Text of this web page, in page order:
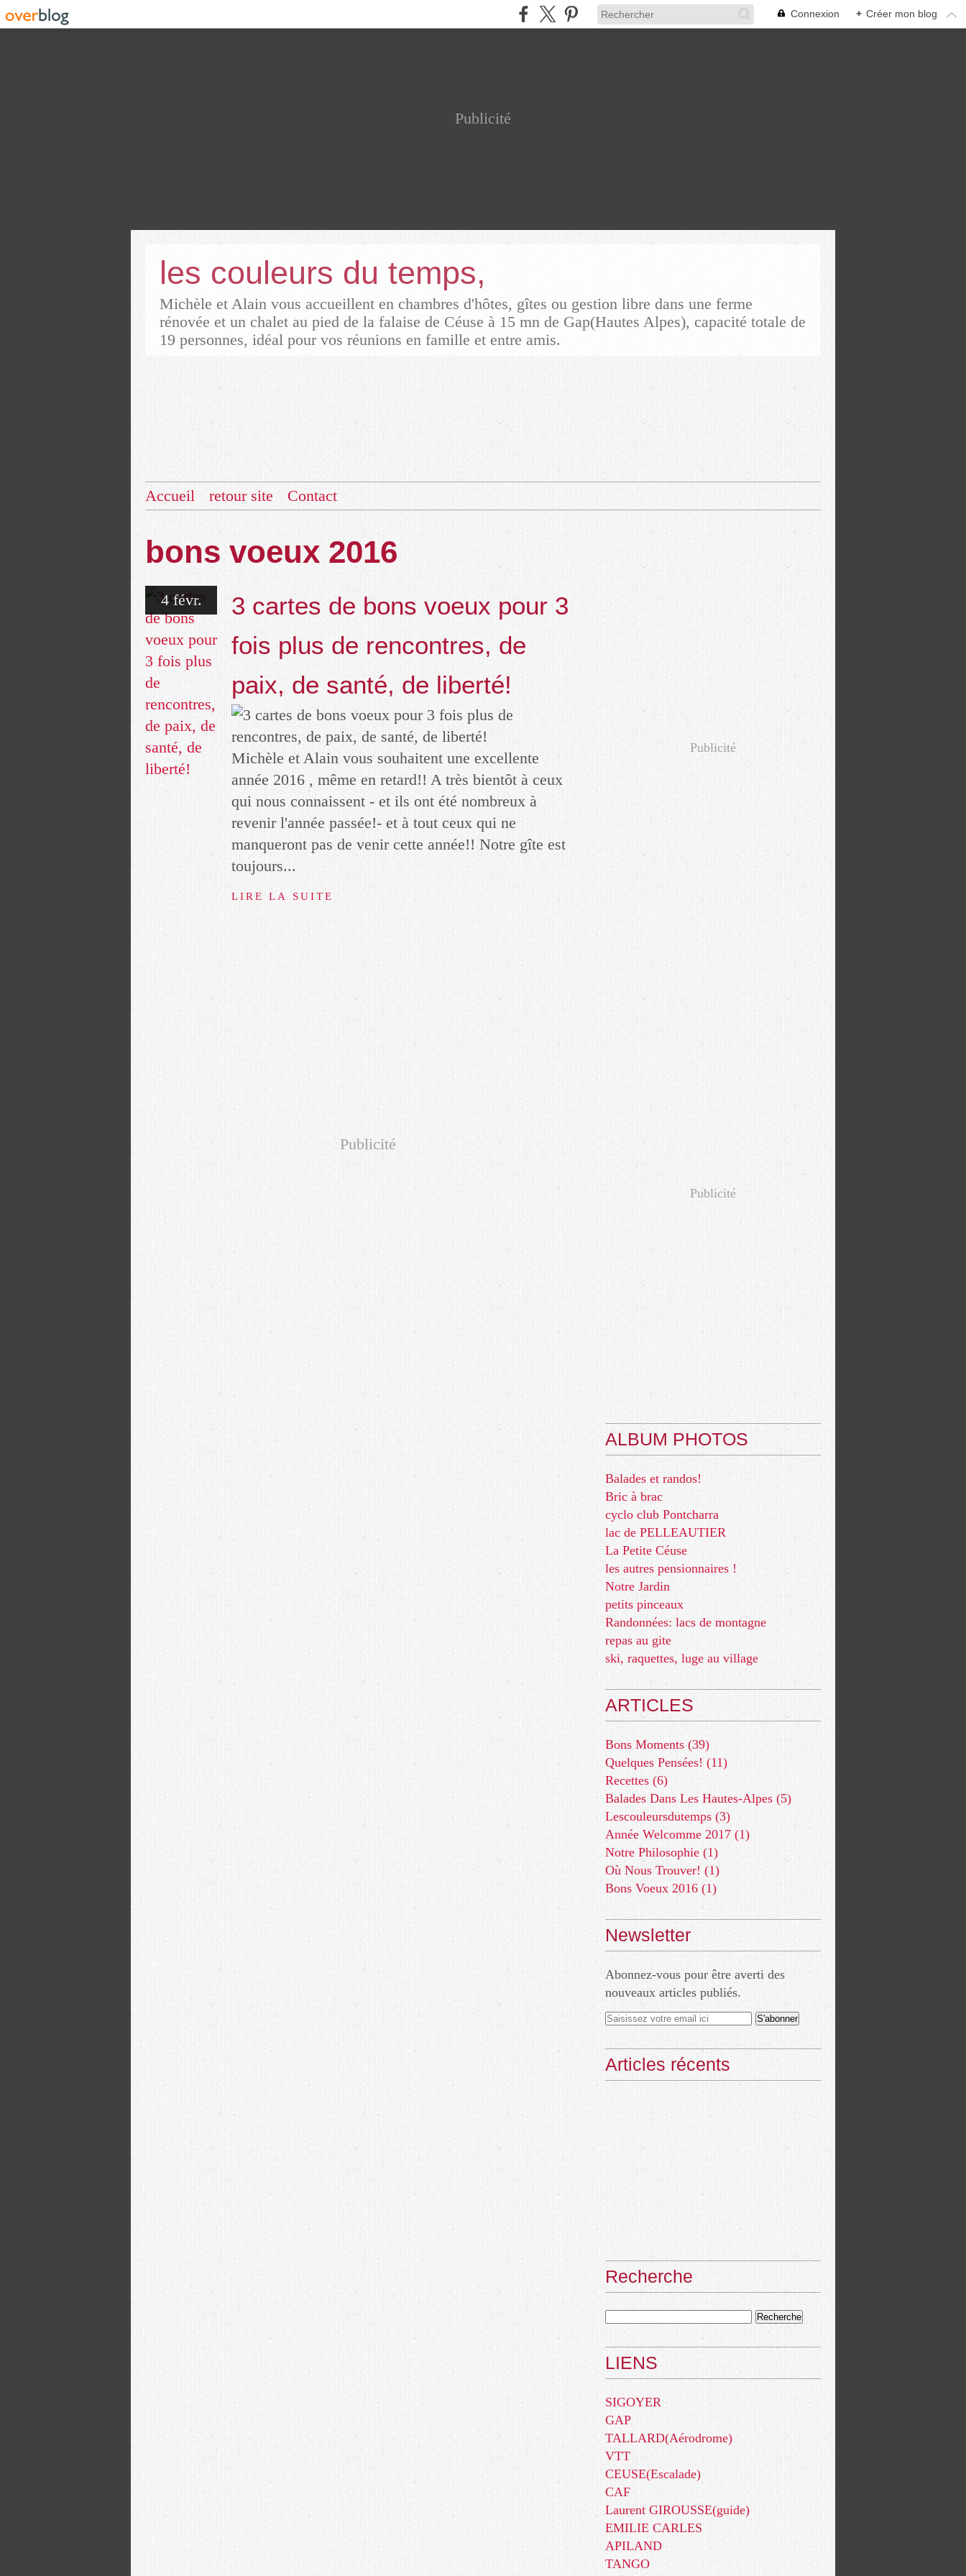
Connexion + Créer mon blog
Publicité
les couleurs du temps,
Michèle et Alain vous accueillent en chambres d'hôtes, gîtes ou gestion libre dans une ferme
rénovée et un chalet au pied de la falaise de Céuse à 15 mn de Gap(Hautes Alpes), capacité totale de
19 personnes, idéal pour vos réunions en famille et entre amis.
Accueil retour site Contact
bons voeux 2016
4 févr.
3 cartes de bons voeux pour 3
fois plus de rencontres, de
paix, de santé, de liberté!
Michèle et Alain vous souhaitent une excellente
année 2016 , même en retard!! A très bientôt à ceux
qui nous connaissent - et ils ont été nombreux à
revenir l'année passée!- et à tout ceux qui ne
manqueront pas de venir cette année!! Notre gîte est
toujours...
LIRE LA SUITE
Publicité
Publicité
Publicité
ALBUM PHOTOS
Balades et randos!
Bric à brac
cyclo club Pontcharra
lac de PELLEAUTIER
La Petite Céuse
les autres pensionnaires !
Notre Jardin
petits pinceaux
Randonnées: lacs de montagne
repas au gite
ski, raquettes, luge au village
ARTICLES
Bons Moments (39)
Quelques Pensées! (11)
Recettes (6)
Balades Dans Les Hautes-Alpes (5)
Lescouleursdutemps (3)
Année Welcomme 2017 (1)
Notre Philosophie (1)
Où Nous Trouver! (1)
Bons Voeux 2016 (1)
Newsletter
Abonnez-vous pour être averti des
nouveaux articles publiés.
Articles récents
Recherche
LIENS
SIGOYER
GAP
TALLARD(Aérodrome)
VTT
CEUSE(Escalade)
CAF
Laurent GIROUSSE(guide)
EMILIE CARLES
APILAND
TANGO